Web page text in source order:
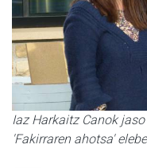
Iaz Harkaitz Canok
'Fakirraren ahotsa'